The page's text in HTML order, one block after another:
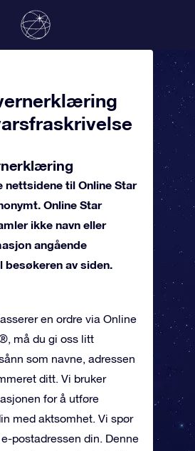
nettsidene til Online Star
Online Star
ikke navn eller
angående
besøkeren av siden.
en ordre via Online
må du gi oss litt
som navne, adressen
ditt. Vi bruker
for å utføre
med aktsomhet. Vi spør
postadressen din. Denne